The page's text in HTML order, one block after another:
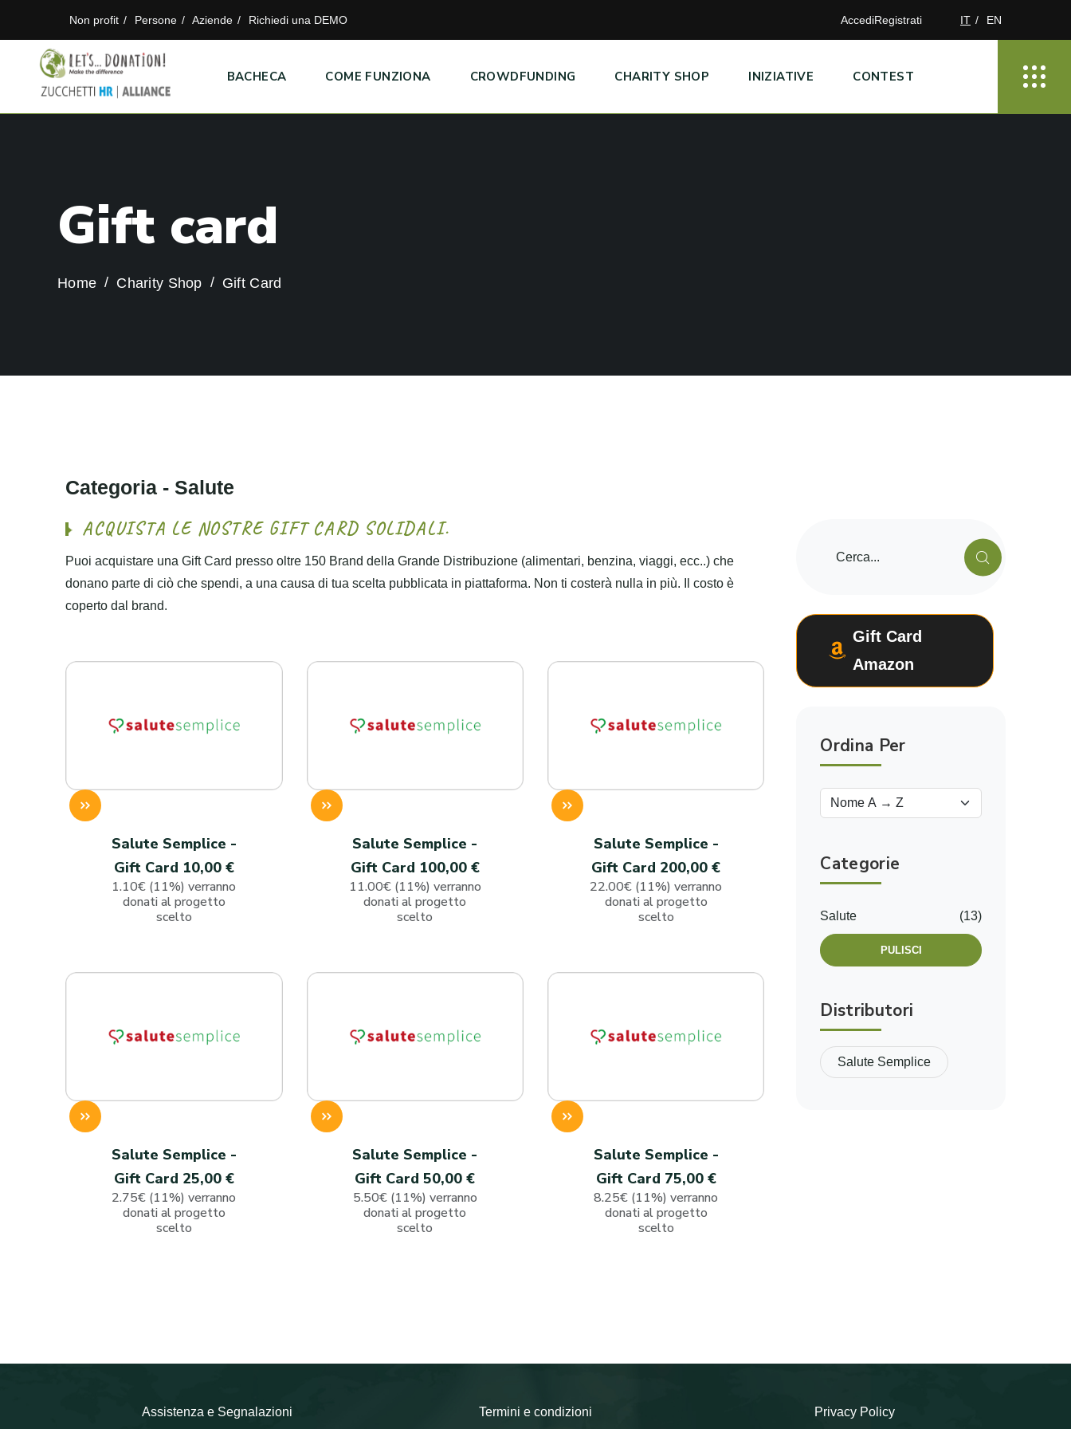
Non profit Persone Aziende Richiedi una DEMO AccediRegistrati IT EN
BACHECA COME FUNZIONA CROWDFUNDING CHARITY SHOP INIZIATIVE CONTEST
Gift card
Home Charity Shop Gift Card
Categoria - Salute
ACQUISTA LE NOSTRE GIFT CARD SOLIDALI.
Puoi acquistare una Gift Card presso oltre 150 Brand della Grande Distribuzione (alimentari, benzina, viaggi, ecc..) che
donano parte di ciò che spendi, a una causa di tua scelta pubblicata in piattaforma. Non ti costerà nulla in più. Il costo è
coperto dal brand.
Salute Semplice -
Gift Card 10,00 €
1.10€ (11%) verranno
donati al progetto
scelto
Salute Semplice -
Gift Card 100,00 €
11.00€ (11%) verranno
donati al progetto
scelto
Salute Semplice -
Gift Card 200,00 €
22.00€ (11%) verranno
donati al progetto
scelto
Salute Semplice -
Gift Card 25,00 €
2.75€ (11%) verranno
donati al progetto
scelto
Salute Semplice -
Gift Card 50,00 €
5.50€ (11%) verranno
donati al progetto
scelto
Salute Semplice -
Gift Card 75,00 €
8.25€ (11%) verranno
donati al progetto
scelto
Gift Card
Amazon
Ordina Per
Categorie
Salute (13)
PULISCI
Distributori
Salute Semplice
Assistenza e Segnalazioni Termini e condizioni Privacy Policy